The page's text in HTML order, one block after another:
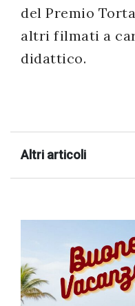
del Premio
altri filmati a
didattico.
Altri articoli